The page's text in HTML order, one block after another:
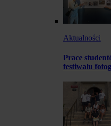
Aktualności
Prace
festiwalu